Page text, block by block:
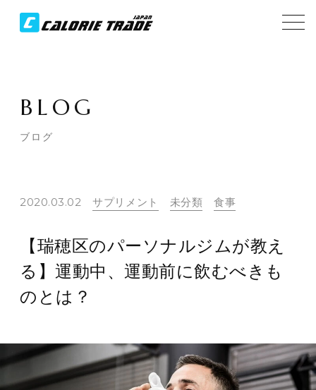
BLOG
ブログ
2020.03.02 サプリメント 未分類 食事
【瑞穂区のパーソナルジムが教え
る】運動中、運動前に飲むべきも
のとは？